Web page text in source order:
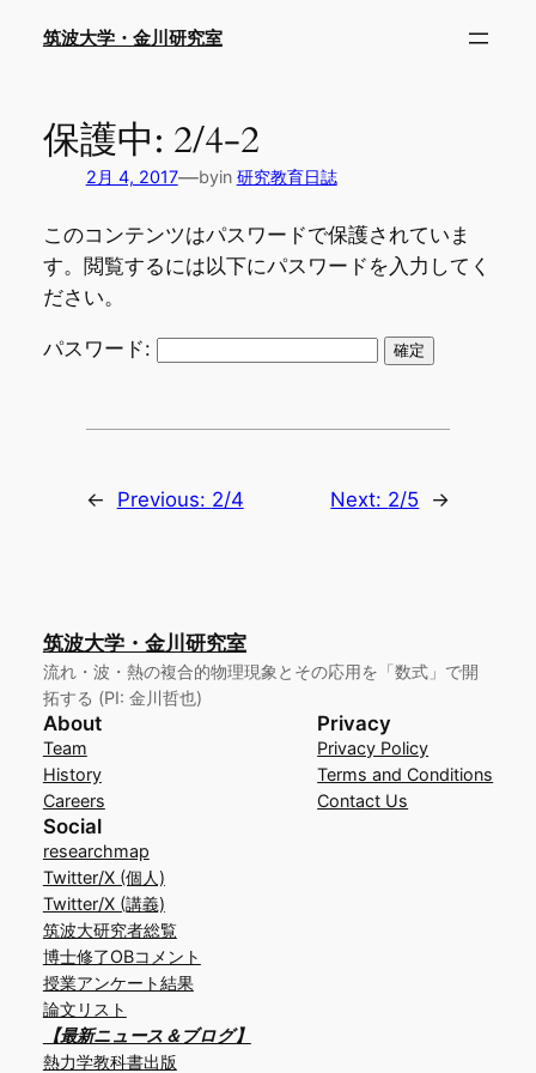
筑波大学・金川研究室
保護中: 2/4-2
2月 4, 2017—byin 研究教育日誌
このコンテンツはパスワードで保護されていま
す。閲覧するには以下にパスワードを入力してく
ださい。
パスワード:
← Previous: 2/4 Next: 2/5 →
筑波大学・金川研究室
流れ・波・熱の複合的物理現象とその応用を「数式」で開
拓する (PI: 金川哲也)
About
Team
History
Careers
Privacy
Privacy Policy
Terms and Conditions
Contact Us
Social
researchmap
Twitter/X (個人)
Twitter/X (講義)
筑波大研究者総覧
博士修了OBコメント
授業アンケート結果
論文リスト
【最新ニュース＆ブログ】
熱力学教科書出版